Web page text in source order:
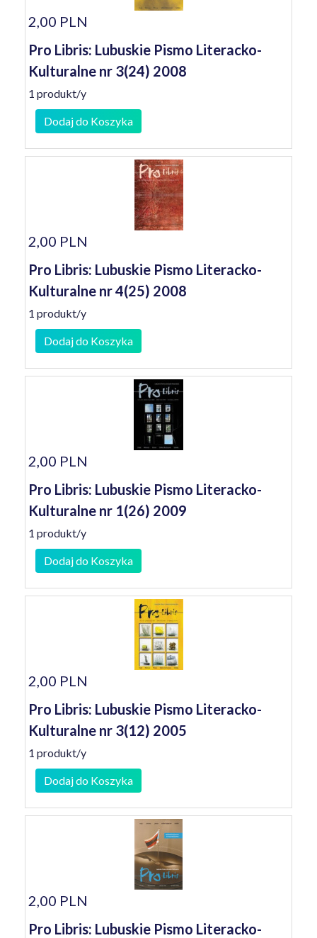
2,00 PLN
Pro Libris: Lubuskie Pismo Literacko-
Kulturalne nr 3(24) 2008
1 produkt/y
Dodaj do Koszyka
2,00 PLN
Pro Libris: Lubuskie Pismo Literacko-
Kulturalne nr 4(25) 2008
1 produkt/y
Dodaj do Koszyka
2,00 PLN
Pro Libris: Lubuskie Pismo Literacko-
Kulturalne nr 1(26) 2009
1 produkt/y
Dodaj do Koszyka
2,00 PLN
Pro Libris: Lubuskie Pismo Literacko-
Kulturalne nr 3(12) 2005
1 produkt/y
Dodaj do Koszyka
2,00 PLN
Pro Libris: Lubuskie Pismo Literacko-